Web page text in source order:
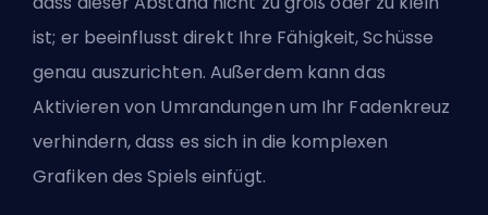
ist; er beeinflusst direkt Ihre Fähigkeit, Schüsse
genau auszurichten. Außerdem kann das
Aktivieren von Umrandungen um Ihr Fadenkreuz
verhindern, dass es sich in die komplexen
Grafiken des Spiels einfügt.